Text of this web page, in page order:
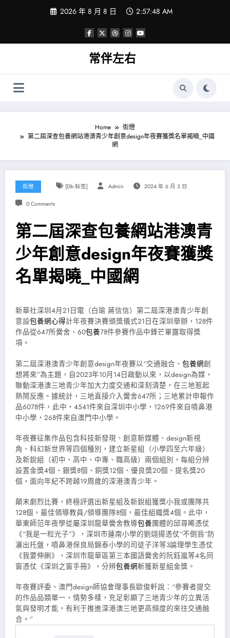
2026 年 8 月 8 日 2:57:48 AM
常伴左右
Home
街燈
第二屆深查包養網站港澳青少年創意design年夜賽獲獎名單揭曉_中國
網
街燈 [db:标签] Admin 2024 年 6 月 3 日
0 Comments
第二屆深查包養網站港澳青
少年創意design年夜賽獲獎
名單揭曉_中國網
新華社深圳4月21日電（白瑜 蔣信信）第二屆深港澳青少年創
意設包養網心得計年夜賽決賽頒獎儀式21日在深圳舉辦，128件
作品從647所黌舍、60包養78件參賽作品中鋒芒畢露取得獎
項。
第二屆深港澳青少年創意design年夜賽以“交通融合、 包養網創
想將來”為主題，自2023年10月14日啟動以來，以design為媒，
聯動深港澳三地青少年加大力度交通和深刻清楚，在三地惹起
熱鬧反應。據統計，三地直接介入黌舍647所；三地累計申報作
品6078件，此中，4541件來自深圳中小學，1269件來自噴鼻港
中小學，268件來自澳門中小學。
年夜賽征集作品包含科技新發現、創意新媒體、design新視
角、科幻新世界等四個種別，建立新星組（小學四至六年級）
及新銳組（初中、高中、中專、職高級）兩個組別，每組分辨
設置金獎4個、銀獎8個、銅獎12個、優良獎20個、提名獎20
個，面向年紀不跨越19周歲的深港澳青少年。
顛末劇烈比賽，終極評選出新星組及新銳組獲獎小我或團隊共
128個，最佳領導教員/領導團隊8個，最佳組織獎4個。此中，
華東師范年夜學從屬深圳龍華黌舍教導包養團體的邱尋晞憑仗
《“我是一粒光子”》，深圳市蓮南小學的劉翊揚憑仗“不倒翁”防
灑出托盤，噴鼻港保良局錦泰小學的司徒子洋等3論理學生憑仗
《我要伸脷》，深圳市龍華區第三本國語黌舍的阮鈺嵐等4名同
窗憑仗《深圳之窗手冊》，分辨包養網斬獲新星組金獎。
年夜賽評委、澳門design師協會理事長歐俊軒說：“參賽者提交
的作品品類單一，情勢多樣，充足彰顯了三地青少年的立異活
氣與發明才能，有利于推進深港澳三地更高頻度的來往交通融
合。”